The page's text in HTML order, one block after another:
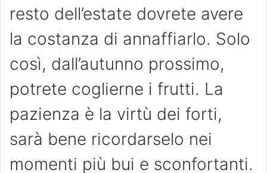
resto dell’estate dovrete avere
la costanza di annaffiarlo. Solo
così, dall’autunno prossimo,
potrete coglierne i frutti. La
pazienza è la virtù dei forti,
sarà bene ricordarselo nei
momenti più bui e sconfortanti.